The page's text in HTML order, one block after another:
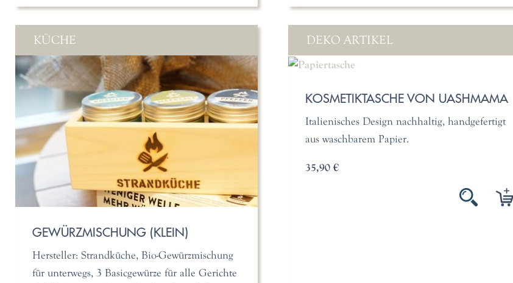
KÜCHE
GEWÜRZMISCHUNG (KLEIN)
Hersteller: Strandküche, Bio-Gewürzmischung
für unterwegs, 3 Basicgewürze für alle Gerichte
DEKO ARTIKEL
KOSMETIKTASCHE VON UASHMAMA
Italienisches Design nachhaltig, handgefertigt
aus waschbarem Papier.
35,90 €